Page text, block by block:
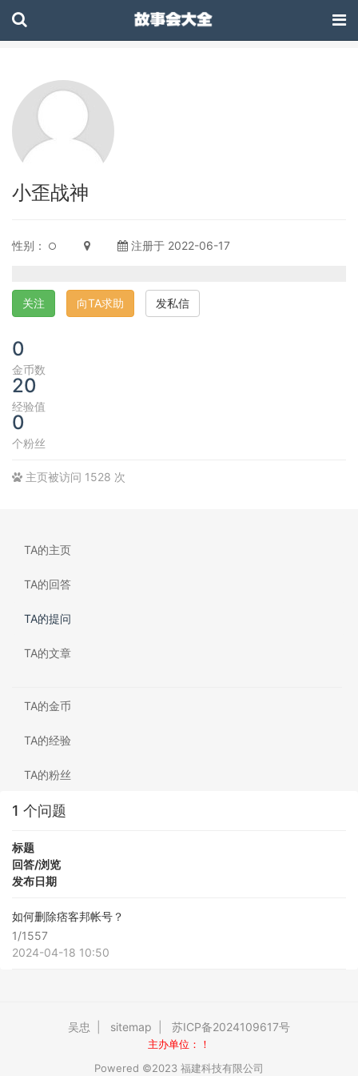
小歪战神
性别： 注册于 2022-06-17
关注 向TA求助 发私信
0
金币数
20
经验值
0
个粉丝
主页被访问 1528 次
TA的主页
TA的回答
TA的提问
TA的文章
TA的金币
TA的经验
TA的粉丝
1 个问题
标题
回答/浏览
发布日期
如何删除痞客邦帐号？
1/1557
2024-04-18 10:50
吴忠 sitemap 苏ICP备2024109617号
主办单位：！
Powered ©2023 福建科技有限公司